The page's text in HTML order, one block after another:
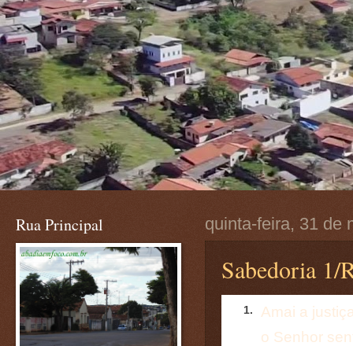
quinta-feira, 31 de
Sabedoria 1/
1.
Amai a
o Senhor
Rua Principal